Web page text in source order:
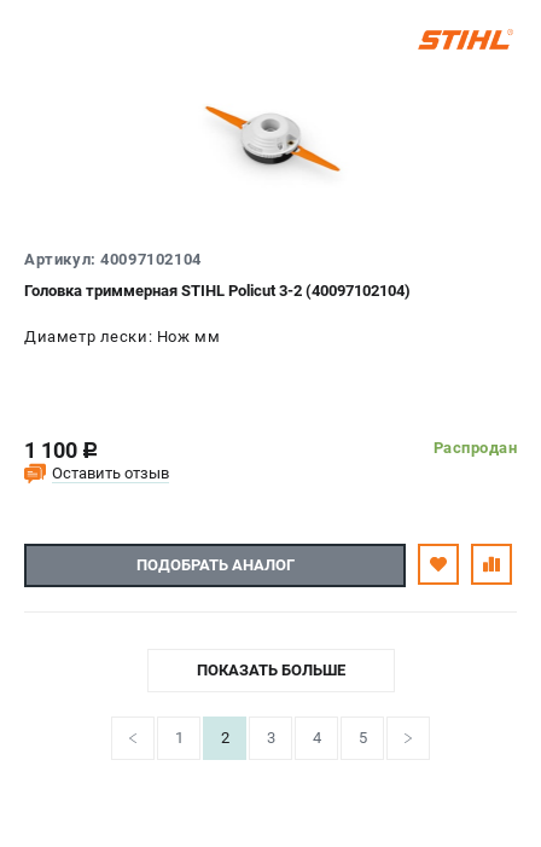
Артикул: 40097102104
Головка триммерная STIHL Policut 3-2 (40097102104)
Диаметр лески: Нож мм
1 100 c
Распродан
Оставить отзыв
ПОДОБРАТЬ АНАЛОГ
1 2 3 4 5
ПОКАЗАТЬ БОЛЬШЕ